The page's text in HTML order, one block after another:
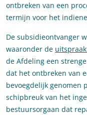
ontbreken van een
termijn voor het
De subsidieontvanger
waaronder de uitspraak
de Afdeling een
dat het ontbreken van
bevoegdelijk genomen
schipbreuk van het
bestuursorgaan dat